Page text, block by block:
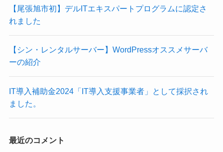
【尾張旭市初】デルITエキスパートプログラムに認定さ
れました
【シン・レンタルサーバー】WordPressオススメサーバ
ーの紹介
IT導入補助金2024「IT導入支援事業者」として採択され
ました。
最近のコメント